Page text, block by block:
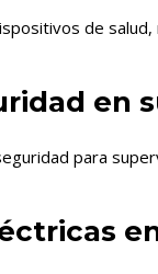
de
en
para